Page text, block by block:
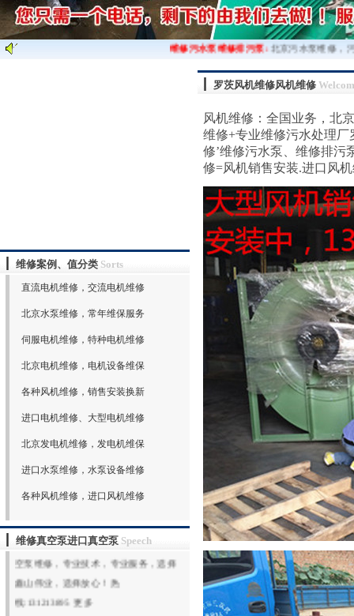
维修污水泵维修排污泵: 北京污水泵维修，污水泵
维修案例、值分类 Sorts
直流电机维修，交流电机维修
北京水泵维修，常年维保服务
伺服电机维修，特种电机维修
北京电机维修，电机设备维保
各种风机维修，销售安装换新
进口电机维修、大型电机维修
北京发电机维修，发电机维保
进口水泵维修，水泵设备维修
各种风机维修，进口风机维修
维修真空泵进口真空泵 Speech
司网站（www.xswybj.com）,北京鑫山伟
业机电技术有限公司承接全国机电设备
维修服务，签订常年维保合同，专业从
空泵维修保养，维修罗茨鼓风机，维修
罗茨真空泵，各种真空泵维修，回转式
空泵维修，专业技术，专业服务，选择
线:131213895 更多
罗茨风机维修风机维修
风机维修：全国业务，北
维修+专业维修污水处理
修’维修污水泵、维修排
修=风机销售安装.进口风